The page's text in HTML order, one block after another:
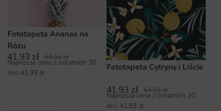
Fototapeta Ananas na
Różu
41.93 zł 64.51zł
Najniższa cena z ostatnich 30
dni: 41.93 zł
Fototapeta Cytryny i Liście
41.93 zł 64.51zł
Najniższa cena z ostatnich 30
dni: 41.93 zł